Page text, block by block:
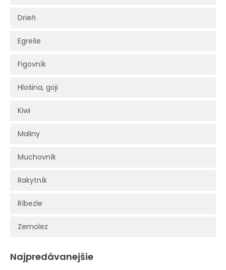
Drieň
Egreše
Figovník
Hlošina, goji
Kiwi
Maliny
Muchovník
Rakytník
Ríbezle
Zemolez
Najpredávanejšie